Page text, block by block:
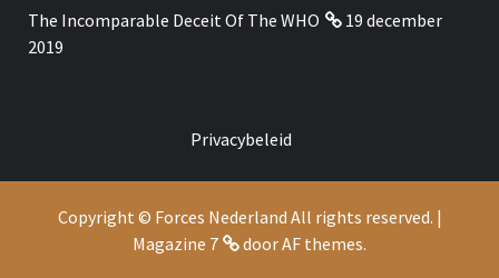
The Incomparable Deceit Of The WHO
19 december
2019
Privacybeleid
Copyright © Forces Nederland All rights reserved. |
Magazine 7
door AF themes.